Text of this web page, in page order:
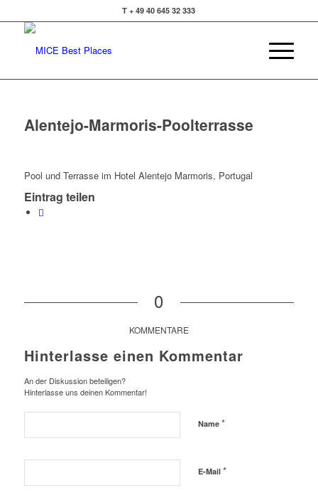
T + 49 40 645 32 333
Alentejo-Marmoris-Poolterrasse
Pool und Terrasse im Hotel Alentejo Marmoris, Portugal
Eintrag teilen
0
KOMMENTARE
Hinterlasse einen Kommentar
An der Diskussion beteiligen?
Hinterlasse uns deinen Kommentar!
Name *
E-Mail *